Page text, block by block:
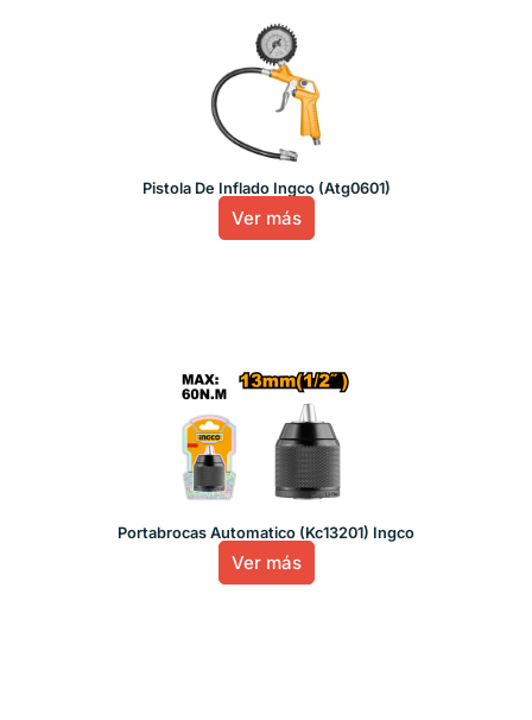
Pistola De Inflado Ingco (Atg0601)
Ver más
Portabrocas Automatico (Kc13201) Ingco
Ver más